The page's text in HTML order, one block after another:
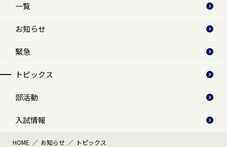
一覧
お知らせ
緊急
トピックス
部活動
入試情報
HOME お知らせ トピックス